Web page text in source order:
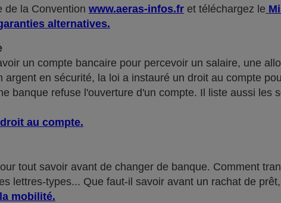
de la Convention www.aeras-infos.fr et téléchargez le
alternatives.
un compte bancaire pour percevoir un salaire, une
en sécurité, la loi a instauré un droit au compte
banque refuse l'ouverture d'un compte. Il liste aussi les
au compte.
tout savoir avant de changer de banque. Comment
lettres-types... Que faut-il savoir avant un rachat de
mobilité.